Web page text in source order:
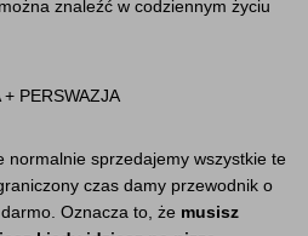
znaleźć w codziennym życiu
PERSWAZJA
normalnie sprzedajemy wszystkie te
czas damy przewodnik o
Oznacza to, że musisz